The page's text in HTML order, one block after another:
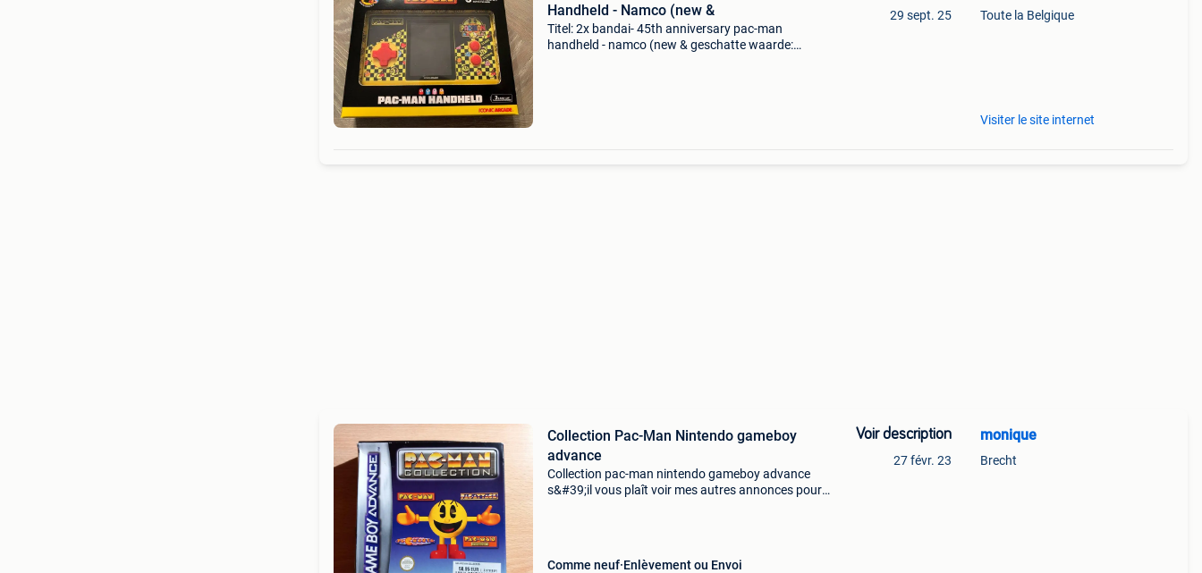
Handheld - Namco (new &
Titel: 2x bandai- 45th anniversary pac-man
handheld - namco (new & geschatte waarde:
29 sept. 25 Toute la Belgique
Visiter le site internet
Collection Pac-Man Nintendo gameboy
advance
Collection pac-man nintendo gameboy advance
s&#39;il vous plaît voir mes autres annonces pour
Comme neuf Enlèvement ou Envoi
Voir description
27 févr. 23
monique
Brecht